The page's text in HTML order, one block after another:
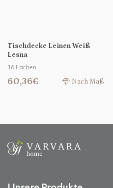
Tischdecke Leinen Weiß
Lesna
16 Farben
60,36€ Nach Maß